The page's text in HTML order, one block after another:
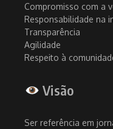
Compromisso com a
Responsabilidade na
Transparência
Agilidade
Respeito à
Visão
Ser referência em